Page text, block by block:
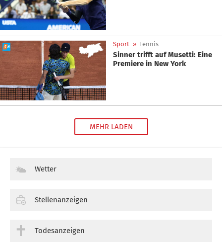
Sport » Tennis
Sinner trifft auf Musetti: Eine
Premiere in New York
MEHR LADEN
Wetter
Stellenanzeigen
Todesanzeigen